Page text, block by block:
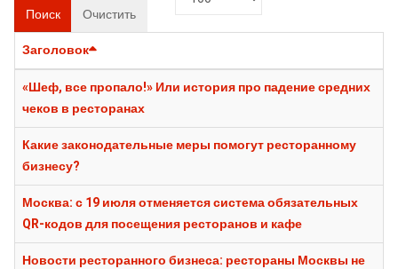
Поиск Очистить
Заголовок
«Шеф, все пропало!» Или история про падение средних
чеков в ресторанах
Какие законодательные меры помогут ресторанному
бизнесу?
Москва: с 19 июля отменяется система обязательных
QR-кодов для посещения ресторанов и кафе
Новости ресторанного бизнеса: рестораны Москвы не